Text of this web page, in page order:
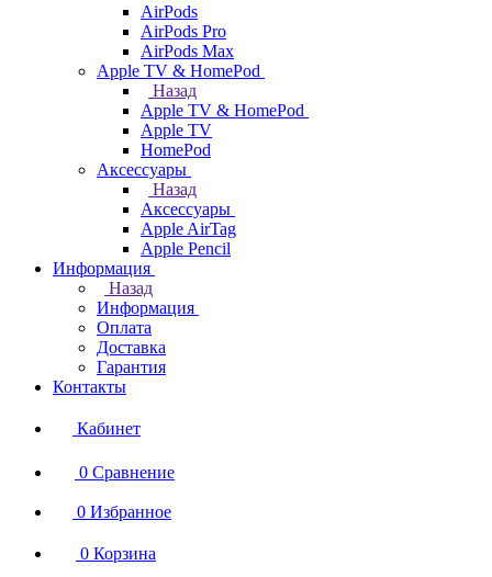
AirPods
AirPods Pro
AirPods Max
Apple TV & HomePod
Назад
Apple TV & HomePod
Apple TV
HomePod
Аксессуары
Назад
Аксессуары
Apple AirTag
Apple Pencil
Информация
Назад
Информация
Оплата
Доставка
Гарантия
Контакты
Кабинет
0 Сравнение
0 Избранное
0 Корзина